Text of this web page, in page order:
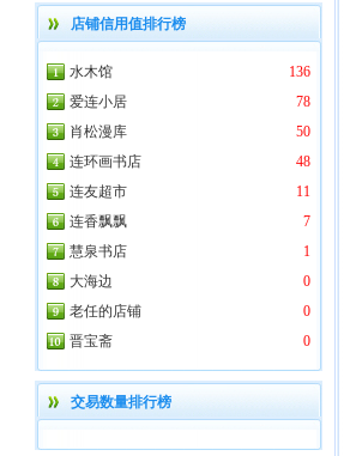
店铺信用值排行榜
水木馆
136
爱连小居
78
肖松漫库
50
连环画书店
48
连友超市
11
连香飘飘
7
慧泉书店
1
大海边
0
老任的店铺
0
晋宝斋
0
交易数量排行榜